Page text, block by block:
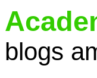
blogs